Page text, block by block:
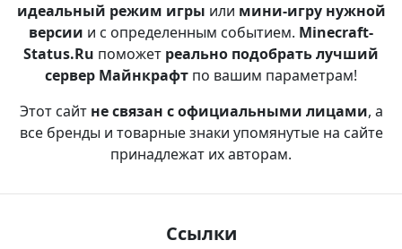
идеальный режим игры или мини-игру нужной
версии и с определенным событием. Minecraft-
Status.Ru поможет реально подобрать лучший
сервер Майнкрафт по вашим параметрам!
Этот сайт не связан с официальными лицами, а
все бренды и товарные знаки упомянутые на сайте
принадлежат их авторам.
Ссылки